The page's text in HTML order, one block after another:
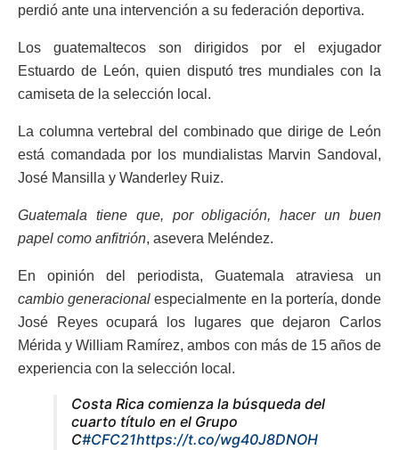
perdió ante una intervención a su federación deportiva.
Los guatemaltecos son dirigidos por el exjugador
Estuardo de León, quien disputó tres mundiales con la
camiseta de la selección local.
La columna vertebral del combinado que dirige de León
está comandada por los mundialistas Marvin Sandoval,
José Mansilla y Wanderley Ruiz.
Guatemala tiene que, por obligación, hacer un buen
papel como anfitrión, asevera Meléndez.
En opinión del periodista, Guatemala atraviesa un
cambio generacional especialmente en la portería, donde
José Reyes ocupará los lugares que dejaron Carlos
Mérida y William Ramírez, ambos con más de 15 años de
experiencia con la selección local.
Costa Rica comienza la búsqueda del
cuarto título en el Grupo
C#CFC21https://t.co/wg40J8DNOH